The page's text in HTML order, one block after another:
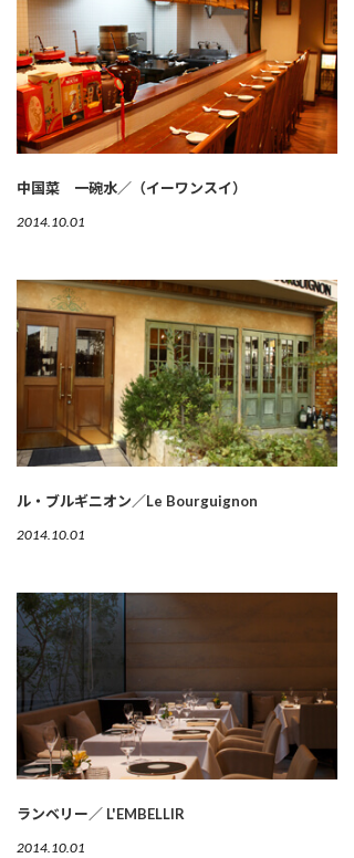
中国菜 一碗水／（イーワンスイ）
2014.10.01
ル・ブルギニオン／Le Bourguignon
2014.10.01
ランベリー／ L'EMBELLIR
2014.10.01